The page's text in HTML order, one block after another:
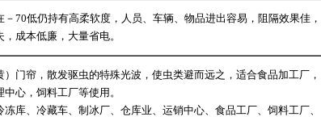
－70低仍持有高柔软度，人员、车辆、物品进出容易，阻隔效果佳，
成本低廉，大量省电。
）门帘，散发驱虫的特殊光波，使虫类避而远之，适合食品加工厂，
心，饲料工厂等使用。
冻库、冷藏车、制冰厂、仓库业、运销中心、食品工厂、饲料工厂、